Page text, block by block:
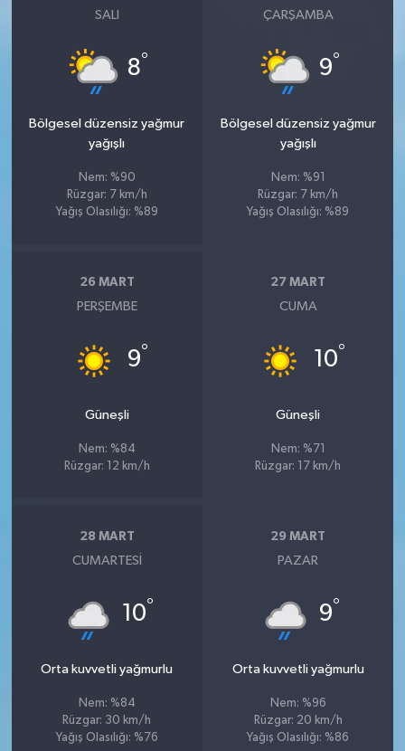
SALI
8°
Bölgesel düzensiz yağmur
yağışlı
Nem: %90
Rüzgar: 7 km/h
Yağış Olasılığı: %89
ÇARŞAMBA
9°
Bölgesel düzensiz yağmur
yağışlı
Nem: %91
Rüzgar: 7 km/h
Yağış Olasılığı: %89
26 MART
PERŞEMBE
9°
Güneşli
Nem: %84
Rüzgar: 12 km/h
27 MART
CUMA
10°
Güneşli
Nem: %71
Rüzgar: 17 km/h
28 MART
CUMARTESI
10°
Orta kuvvetli yağmurlu
Nem: %84
Rüzgar: 30 km/h
Yağış Olasılığı: %76
29 MART
PAZAR
9°
Orta kuvvetli yağmurlu
Nem: %96
Rüzgar: 20 km/h
Yağış Olasılığı: %86